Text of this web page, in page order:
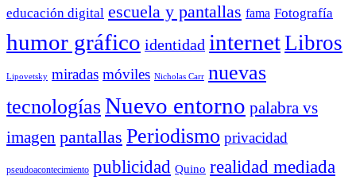
educación digital escuela y pantallas fama Fotografía
humor gráfico identidad internetLibros
Lipovetsky miradas móviles Nicholas Carr nuevas
tecnologíasNuevo entorno palabra vs
imagen pantallas Periodismo privacidad
pseudoacontecimiento publicidad Quino realidad mediada